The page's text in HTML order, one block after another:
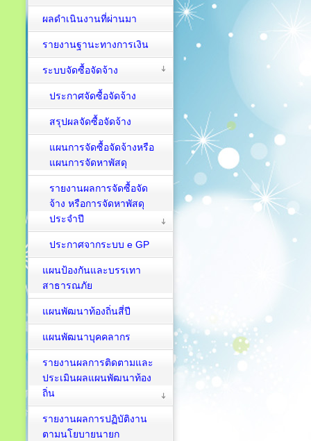
ผลดำเนินงานที่ผ่านมา
รายงานฐานะทางการเงิน
ระบบจัดซื้อจัดจ้าง
ประกาศจัดซื้อจัดจ้าง
สรุปผลจัดซื้อจัดจ้าง
แผนการจัดซื้อจัดจ้างหรือ
แผนการจัดหาพัสดุ
รายงานผลการจัดซื้อจัด
จ้าง หรือการจัดหาพัสดุ
ประจำปี
ประกาศจากระบบ e GP
แผนป้องกันและบรรเทา
สาธารณภัย
แผนพัฒนาท้องถิ่นสี่ปี
แผนพัฒนาบุคคลากร
รายงานผลการติดตามและ
ประเมินผลแผนพัฒนาท้อง
ถิ่น
รายงานผลการปฏิบัติงาน
ตามนโยบายนายก